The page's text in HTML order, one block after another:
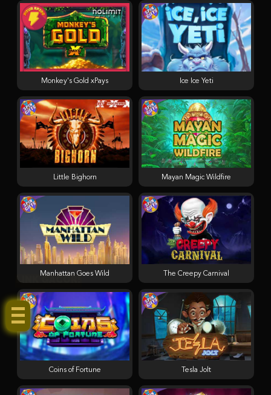
LINK GACOR!
Manhattan Goes Wild
Monkey's Gold xPays
Little Bighorn
Tesla Jolt
Coins of Fortune
Mayan Magic Wildfire
The Creepy Carnival
Ice Ice Yeti